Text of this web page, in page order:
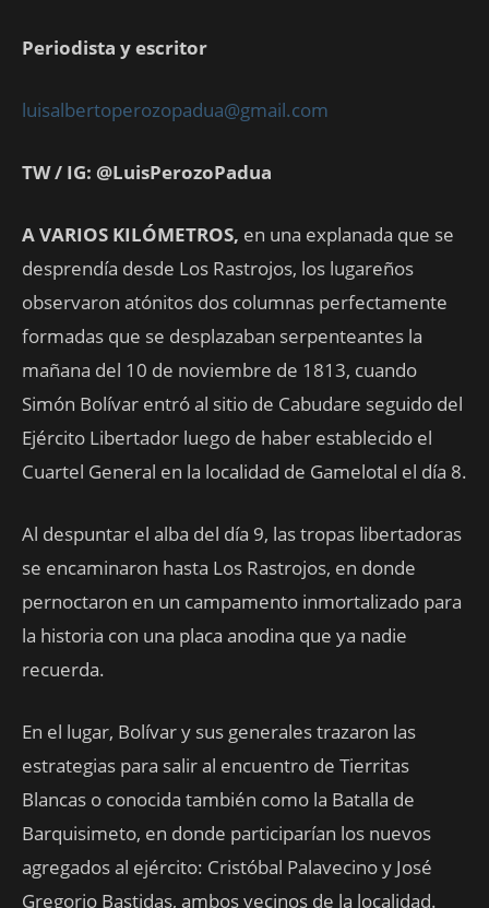
Periodista y escritor
luisalbertoperozopadua@gmail.com
TW / IG: @LuisPerozoPadua
A VARIOS KILÓMETROS, en una explanada que se
desprendía desde Los Rastrojos, los lugareños
observaron atónitos dos columnas perfectamente
formadas que se desplazaban serpenteantes la
mañana del 10 de noviembre de 1813, cuando
Simón Bolívar entró al sitio de Cabudare seguido del
Ejército Libertador luego de haber establecido el
Cuartel General en la localidad de Gamelotal el día 8.
Al despuntar el alba del día 9, las tropas libertadoras
se encaminaron hasta Los Rastrojos, en donde
pernoctaron en un campamento inmortalizado para
la historia con una placa anodina que ya nadie
recuerda.
En el lugar, Bolívar y sus generales trazaron las
estrategias para salir al encuentro de Tierritas
Blancas o conocida también como la Batalla de
Barquisimeto, en donde participarían los nuevos
agregados al ejército: Cristóbal Palavecino y José
Gregorio Bastidas, ambos vecinos de la localidad.